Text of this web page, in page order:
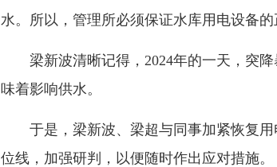
水。所以，管理所必须保证水库用电设备的
梁新波清晰记得，2024年的一天，突降
味着影响供水。
于是，梁新波、梁超与同事加紧恢复用
位线，加强研判，以便随时作出应对措施。